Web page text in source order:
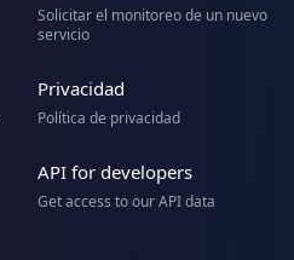
Solicitar el monitoreo de un nuevo
servicio
Privacidad
Política de privacidad
API for developers
Get access to our API data